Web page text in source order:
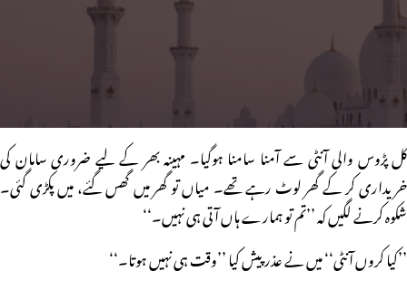
کل پڑوس والی آنٹی سے آمنا سامنا ہوگیا۔ مہینہ بھر کے لیے ضروری سامان کی
خریداری کر کے گھر لوٹ رہے تھے۔ میاں تو گھر میں گھس گئے، میں پکڑی گئی۔
شکوہ کرنے لگیں کہ ’’تم تو ہمارے ہاں آتی ہی نہیں۔‘‘
’’کیا کروں آنٹی‘‘ میں نے عذر پیش کیا ’’وقت ہی نہیں ہوتا۔‘‘